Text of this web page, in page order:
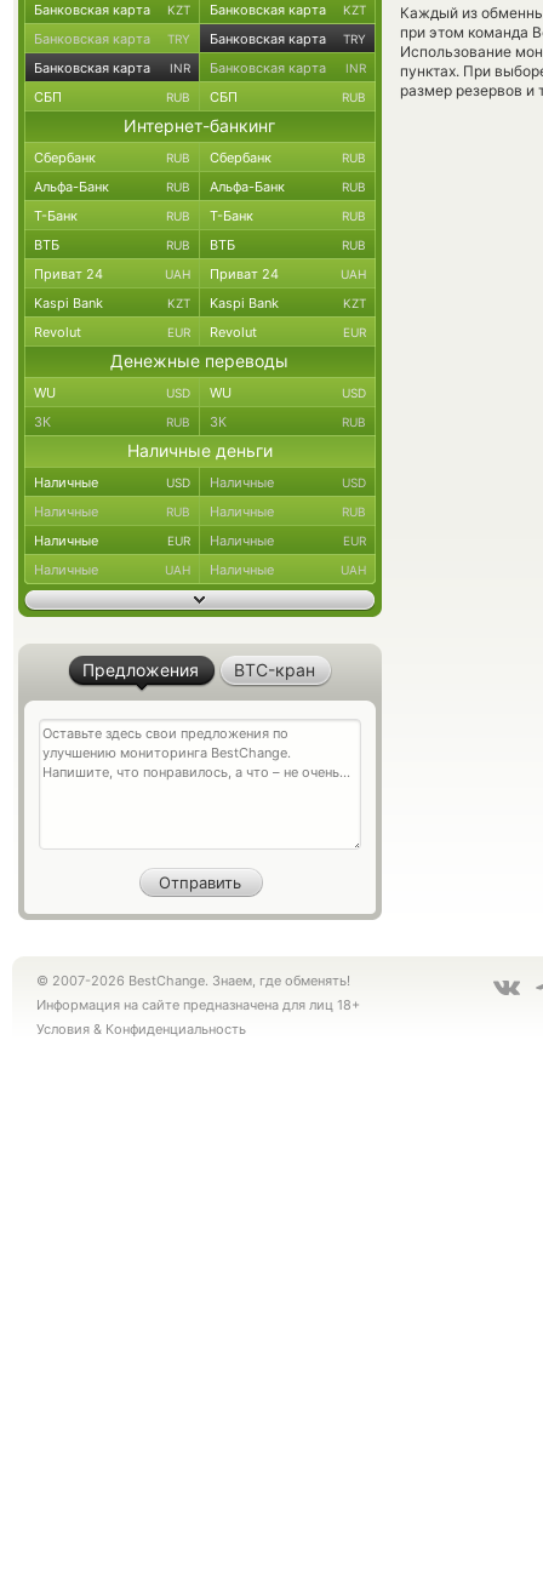
Каждый из
при этом команда
Использование
пунктах. При
размер резервов и
Банковская карта KZT Банковская карта KZT
Банковская карта TRY Банковская карта TRY
Банковская карта INR Банковская карта INR
СБП RUB СБП RUB
Интернет-банкинг
Сбербанк RUB Сбербанк RUB
Альфа-Банк RUB Альфа-Банк RUB
Т-Банк RUB Т-Банк RUB
ВТБ RUB ВТБ RUB
Приват 24 UAH Приват 24 UAH
Kaspi Bank KZT Kaspi Bank KZT
Revolut EUR Revolut EUR
Денежные переводы
WU USD WU USD
ЗК RUB ЗК RUB
Наличные деньги
Наличные USD Наличные USD
Наличные RUB Наличные RUB
Наличные EUR Наличные EUR
Наличные UAH Наличные UAH
Предложения BTC-кран
© 2007-2026 BestChange. Знаем, где обменять!
Информация на сайте предназначена для лиц 18+
Условия & Конфиденциальность